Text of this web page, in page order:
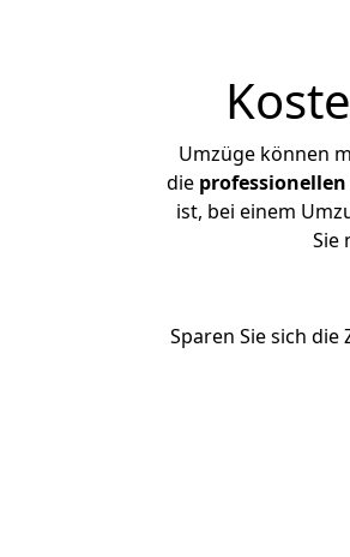
Umzüge können
die
ist, bei einem
Sie
Sparen Sie sich